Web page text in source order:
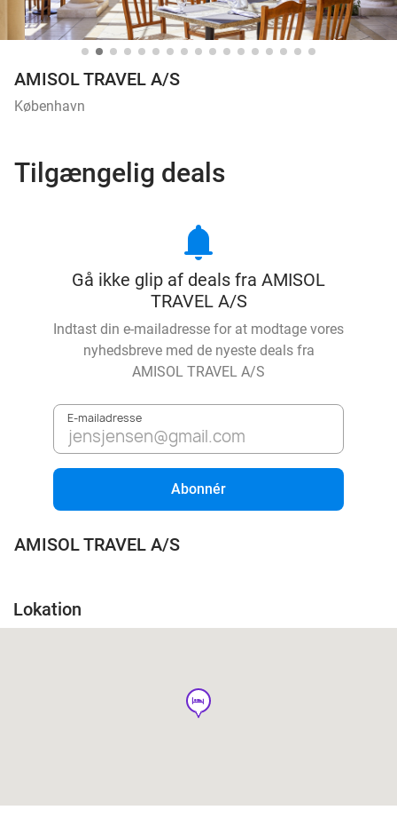
AMISOL TRAVEL A/S
København
Tilgængelig deals
notifications
Gå ikke glip af deals fra AMISOL
TRAVEL A/S
Indtast din e-mailadresse for at modtage vores
nyhedsbreve med de nyeste deals fra
AMISOL TRAVEL A/S
E-mailadresse
Abonnér
AMISOL TRAVEL A/S
Lokation
hotel